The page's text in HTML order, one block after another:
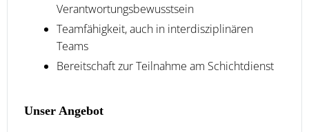
Verantwortungsbewusstsein
Teamfähigkeit, auch in interdisziplinären
Teams
Bereitschaft zur Teilnahme am Schichtdienst
Unser Angebot